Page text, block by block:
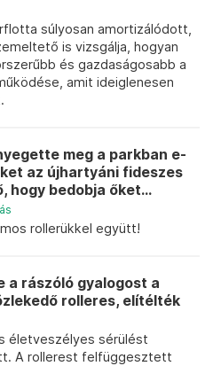
súlyosan amortizálódott,
is vizsgálja, hogyan
és gazdaságosabb a
amit ideiglenesen
meg a parkban e-
az újhartyáni fideszes
hogy bedobja őket...
rollerükkel együtt!
a rászóló gyalogost a
rolleres, elítélték
életveszélyes sérülést
A rollerest felfüggesztett